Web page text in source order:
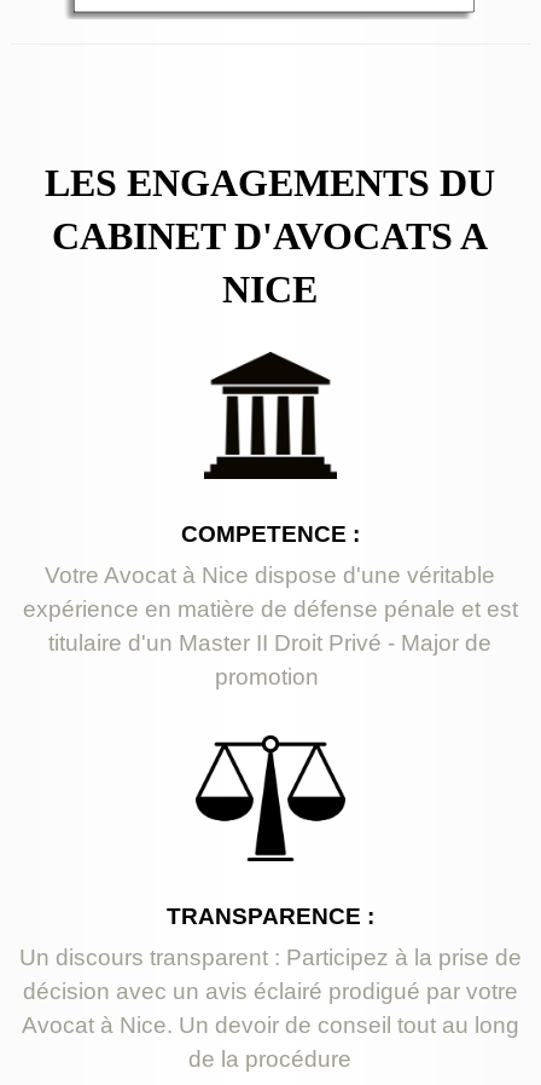
LES ENGAGEMENTS DU
CABINET D'AVOCATS A
NICE
COMPETENCE :
Votre Avocat à Nice dispose d'une véritable
expérience en matière de défense pénale et est
titulaire d'un Master II Droit Privé - Major de
promotion
TRANSPARENCE :
Un discours transparent : Participez à la prise de
décision avec un avis éclairé prodigué par votre
Avocat à Nice. Un devoir de conseil tout au long
de la procédure